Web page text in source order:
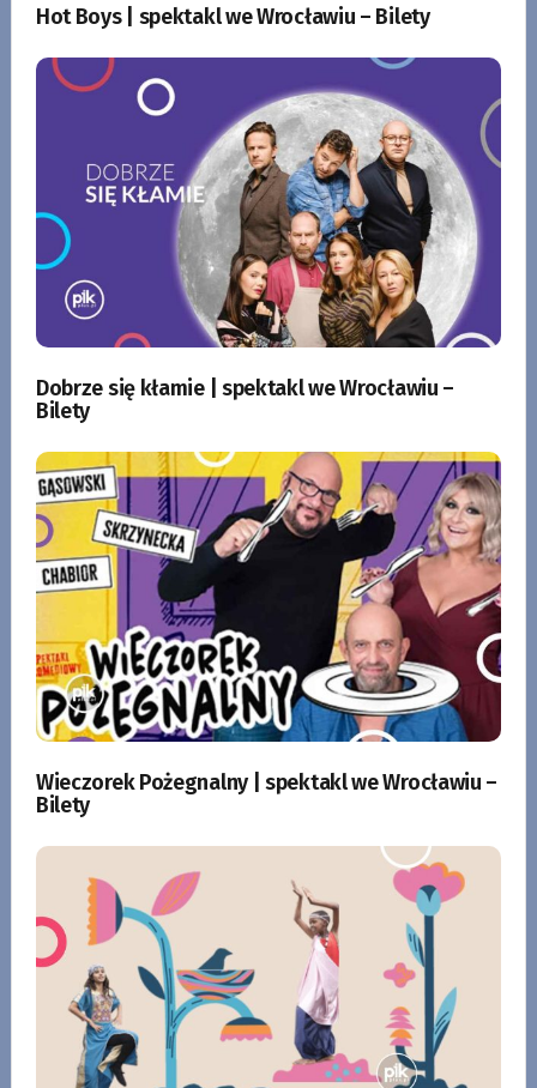
Hot Boys | spektakl we Wrocławiu – Bilety
Dobrze się kłamie | spektakl we Wrocławiu –
Bilety
Wieczorek Pożegnalny | spektakl we Wrocławiu –
Bilety